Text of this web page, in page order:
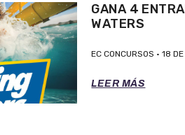
GANA 4
WATERS
EC CONCURSOS 18
LEER MÁS